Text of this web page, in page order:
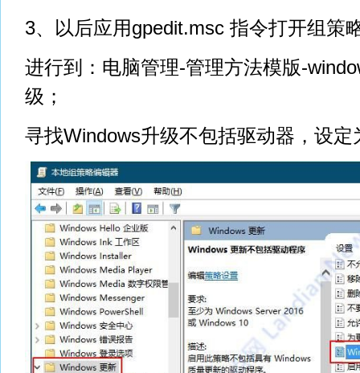
3、以后应用gpedit.msc 指令打开组策
进行到：电脑管理-管理方法模版-
级；
寻找Windows升级不包括驱动器，设